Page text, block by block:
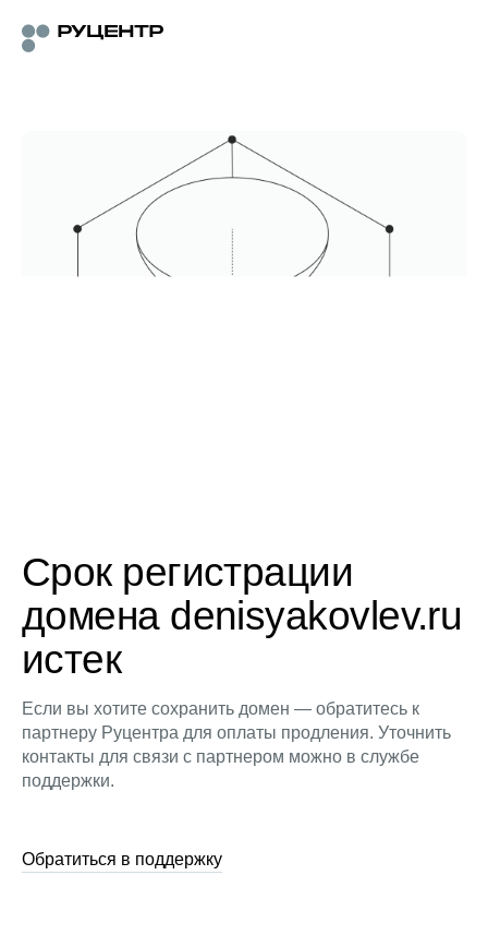
Срок регистрации
домена denisyakovlev.ru
истек
Если вы хотите сохранить домен — обратитесь к
партнеру Руцентра для оплаты продления. Уточнить
контакты для связи с партнером можно в службе
поддержки.
Обратиться в поддержку